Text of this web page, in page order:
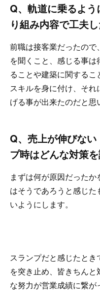
Q、軌道に乗るよ
り組み内容で工夫
前職は接客業だったの
を聞くこと、感じる事
ることや建築に関する
スキルを身に付け、そ
げる事が出来たのだと思
Q、売上が伸びな
プ時はどんな対策
まずは何が原因だったか
はそうであろうと感じ
いようにします。
スランプだと感じたと
を突き止め、皆きちん
な努力が営業成績に繋が